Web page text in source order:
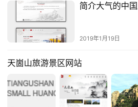
简介大气的中
2019年1月19日
天崮山旅游景区网站